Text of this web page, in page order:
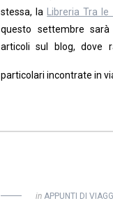
stessa, la
Libreria Tra le
questo settembre sarà
articoli sul blog, dove
particolari incontrate in
in APPUNTI DI